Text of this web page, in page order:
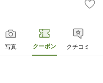
写真 クーポン クチコミ